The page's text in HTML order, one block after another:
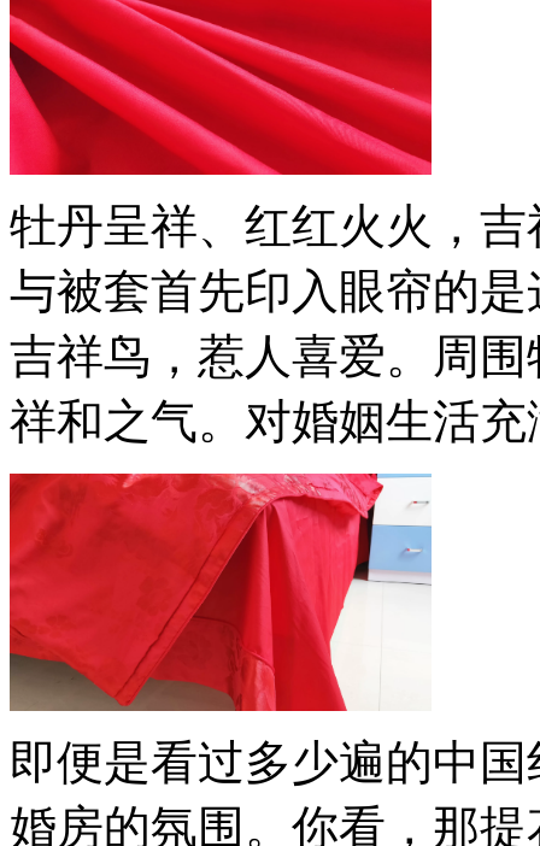
牡丹呈祥、红红火火，
与被套首先印入眼帘的
吉祥鸟，惹人喜爱。周
祥和之气。对婚姻生活
即便是看过多少遍的中
婚房的氛围。你看，那